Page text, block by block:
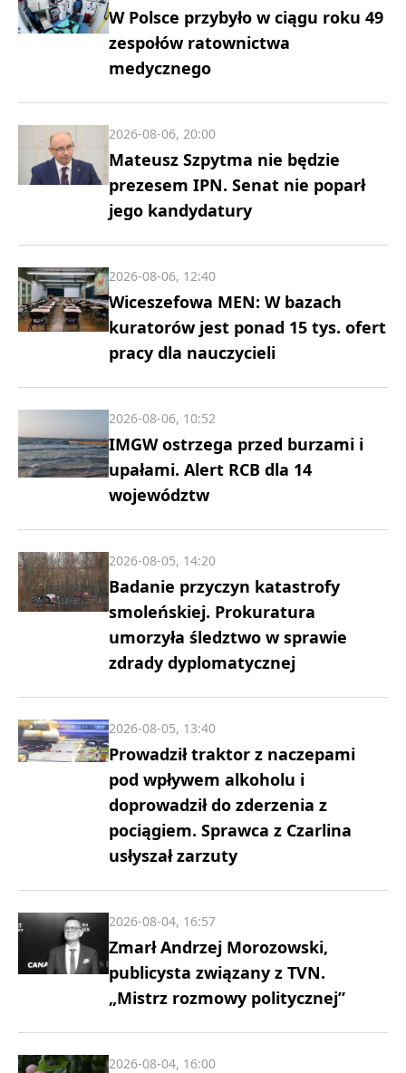
W Polsce przybyło w ciągu roku 49
zespołów ratownictwa
medycznego
Mateusz Szpytma nie będzie
prezesem IPN. Senat nie poparł
jego kandydatury
2026-08-06, 20:00
Wiceszefowa MEN: W bazach
kuratorów jest ponad 15 tys. ofert
pracy dla nauczycieli
2026-08-06, 12:40
IMGW ostrzega przed burzami i
upałami. Alert RCB dla 14
województw
2026-08-06, 10:52
Badanie przyczyn katastrofy
smoleńskiej. Prokuratura
umorzyła śledztwo w sprawie
zdrady dyplomatycznej
2026-08-05, 14:20
Prowadził traktor z naczepami
pod wpływem alkoholu i
doprowadził do zderzenia z
pociągiem. Sprawca z Czarlina
usłyszał zarzuty
2026-08-05, 13:40
Zmarł Andrzej Morozowski,
publicysta związany z TVN.
„Mistrz rozmowy politycznej”
2026-08-04, 16:57
2026-08-04, 16:00